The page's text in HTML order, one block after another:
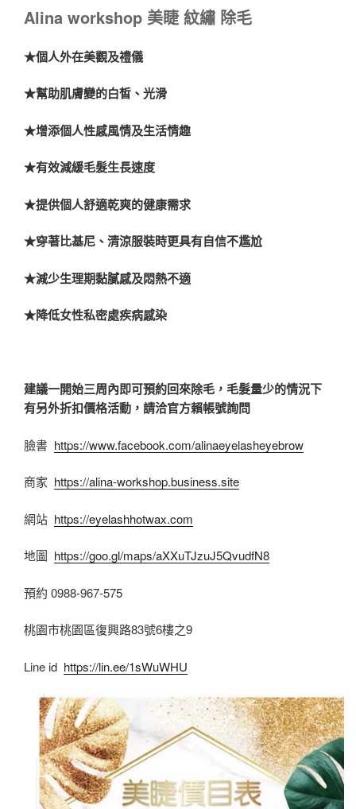
Alina workshop 美睫 紋繡 除毛
★個人外在美觀及禮儀
★幫助肌膚變的白皙、光滑
★增添個人性感風情及生活情趣
★有效減緩毛髮生長速度
★提供個人舒適乾爽的健康需求
★穿著比基尼、清涼服裝時更具有自信不尷尬
★減少生理期黏膩感及悶熱不適
★降低女性私密處疾病感染
建議一開始三周內即可預約回來除毛，毛髮量少的情況下
有另外折扣價格活動，請洽官方賴帳號詢問
臉書 https://www.facebook.com/alinaeyelasheyebrow
商家 https://alina-workshop.business.site
網站 https://eyelashhotwax.com
地圖 https://goo.gl/maps/aXXuTJzuJ5QvudfN8
預約 0988-967-575
桃園市桃園區復興路83號6樓之9
Line id https://lin.ee/1sWuWHU